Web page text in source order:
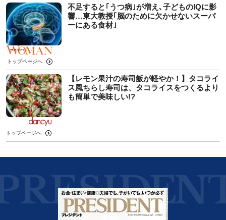
不足すると｢うつ病｣が増え､子どものIQに影
響…東大教授｢脳のために欠かせないスーパ
ーにある食材｣
トップページへ
【レモン果汁の寿司飯が軽やか！】タコライ
ス風ちらし寿司は、タコライスをつくるより
も簡単で美味しい!?
トップページへ